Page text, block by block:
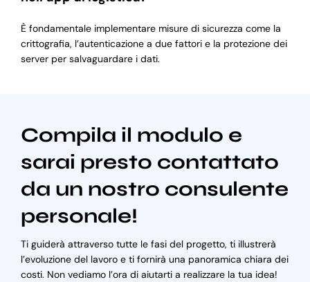
È fondamentale implementare misure di sicurezza come la
crittografia, l’autenticazione a due fattori e la protezione dei
server per salvaguardare i dati.
Compila il modulo e
sarai presto contattato
da un nostro consulente
personale!
Ti guiderà attraverso tutte le fasi del progetto, ti illustrerà
l’evoluzione del lavoro e ti fornirà una panoramica chiara dei
costi. Non vediamo l’ora di aiutarti a realizzare la tua idea!